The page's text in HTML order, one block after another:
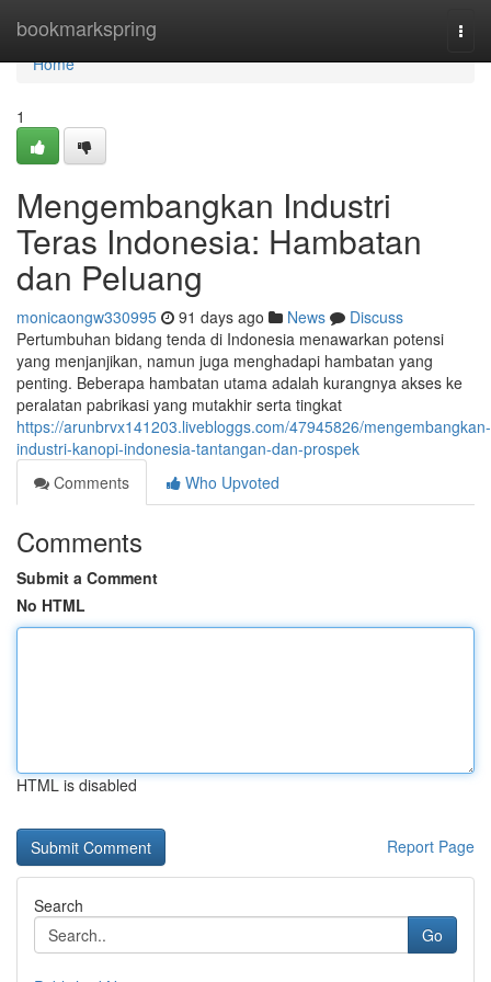
bookmarkspring
Home
Home
1
Mengembangkan Industri
Teras Indonesia: Hambatan
dan Peluang
monicaongw330995 91 days ago News
Discuss
Pertumbuhan bidang tenda di Indonesia menawarkan potensi
yang menjanjikan, namun juga menghadapi hambatan yang
penting. Beberapa hambatan utama adalah kurangnya akses ke
peralatan pabrikasi yang mutakhir serta tingkat
https://arunbrvx141203.livebloggs.com/47945826/mengembangkan-
industri-kanopi-indonesia-tantangan-dan-prospek
Comments
Who Upvoted
Comments
Submit a Comment
No HTML
HTML is disabled
Report Page
Search
Go